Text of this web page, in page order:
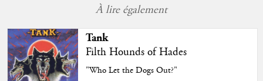
À lire également
Tank
Filth Hounds of Hades
"Who Let the Dogs Out?"